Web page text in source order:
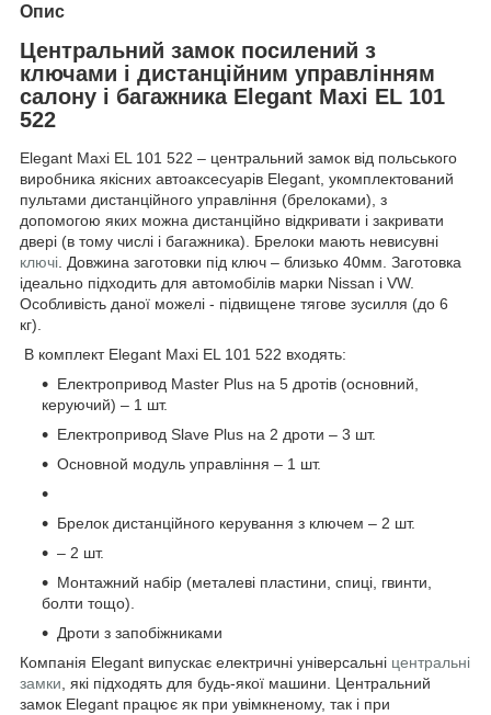
Опис
Центральний замок посилений з
ключами і дистанційним управлінням
салону і багажника Elegant Maxi EL 101
522
Elegant Maxi EL 101 522 – центральний замок від польського
виробника якісних автоаксесуарів Elegant, укомплектований
пультами дистанційного управління (брелоками), з
допомогою яких можна дистанційно відкривати і закривати
двері (в тому числі і багажника). Брелоки мають невисувні
ключі. Довжина заготовки під ключ – близько 40мм. Заготовка
ідеально підходить для автомобілів марки Nissan і VW.
Особливість даної можелі - підвищене тягове зусилля (до 6
кг).
В комплект Elegant Maxi EL 101 522 входять:
Електропривод Master Plus на 5 дротів (основний,
керуючий) – 1 шт.
Електропривод Slave Plus на 2 дроти – 3 шт.
Основной модуль управління – 1 шт.
Брелок дистанційного керування з ключем – 2 шт.
– 2 шт.
Монтажний набір (металеві пластини, спиці, гвинти,
болти тощо).
Дроти з запобіжниками
Компанія Elegant випускає електричні універсальні центральні
замки, які підходять для будь-якої машини. Центральний
замок Elegant працює як при увімкненому, так і при